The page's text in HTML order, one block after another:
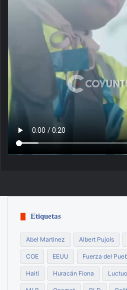
Etiquetas
Abel Martinez Albert Pujols
COE EEUU Fuerza del
Haití Huracán Fiona